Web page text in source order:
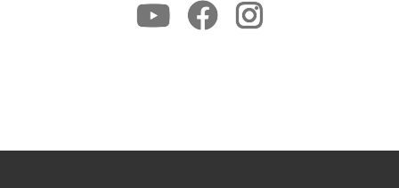
Youtube FacebookInstagram